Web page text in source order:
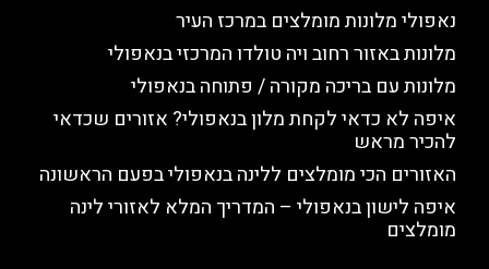
נאפולי מלונות מומלצים במרכז העיר
מלונות באזור רחוב ויה טולדו המרכזי בנאפולי
מלונות עם בריכה מקורה / פתוחה בנאפולי
איפה לא כדאי לקחת מלון בנאפולי? אזורים שכדאי
להכיר מראש
האזורים הכי מומלצים ללינה בנאפולי בפעם הראשונה
איפה לישון בנאפולי – המדריך המלא לאזורי לינה
מומלצים